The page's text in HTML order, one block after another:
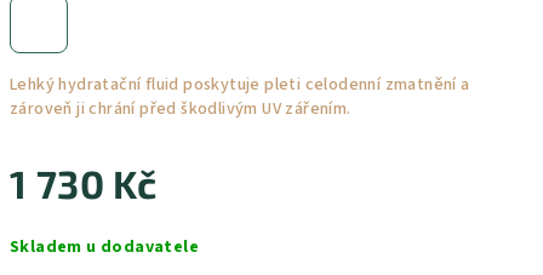
Lehký hydratační fluid poskytuje pleti celodenní zmatnění a
zároveň ji chrání před škodlivým UV zářením.
1 730 Kč
cena:
Skladem u dodavatele